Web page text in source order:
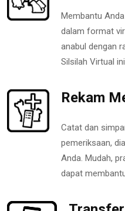
Membantu
dalam format
anabul dengan
Silsilah Virtual
Rekam
Catat dan
pemeriksaan,
Anda. Mudah,
dapat